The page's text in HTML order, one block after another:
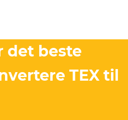
det beste
TEX til